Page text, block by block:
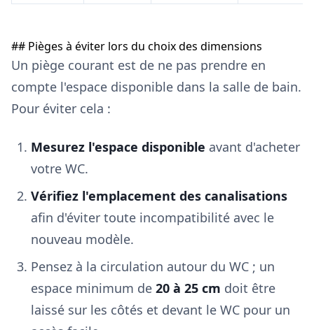
## Pièges à éviter lors du choix des dimensions
Un piège courant est de ne pas prendre en
compte l'espace disponible dans la salle de bain.
Pour éviter cela :
Mesurez l'espace disponible avant d'acheter
votre WC.
Vérifiez l'emplacement des canalisations
afin d'éviter toute incompatibilité avec le
nouveau modèle.
Pensez à la circulation autour du WC ; un
espace minimum de 20 à 25 cm doit être
laissé sur les côtés et devant le WC pour un